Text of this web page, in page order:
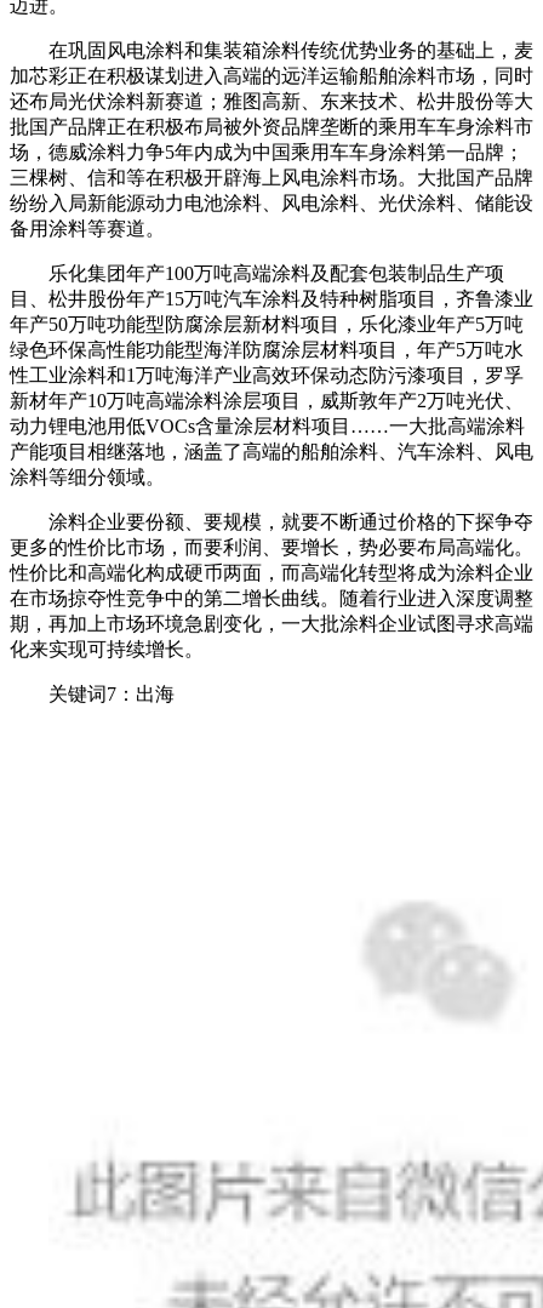
迈进。
在巩固风电涂料和集装箱涂料传统优势业务的基础上，麦
加芯彩正在积极谋划进入高端的远洋运输船舶涂料市场，同时
还布局光伏涂料新赛道；雅图高新、东来技术、松井股份等大
批国产品牌正在积极布局被外资品牌垄断的乘用车车身涂料市
场，德威涂料力争5年内成为中国乘用车车身涂料第一品牌；
三棵树、信和等在积极开辟海上风电涂料市场。大批国产品牌
纷纷入局新能源动力电池涂料、风电涂料、光伏涂料、储能设
备用涂料等赛道。
乐化集团年产100万吨高端涂料及配套包装制品生产项
目、松井股份年产15万吨汽车涂料及特种树脂项目，齐鲁漆业
年产50万吨功能型防腐涂层新材料项目，乐化漆业年产5万吨
绿色环保高性能功能型海洋防腐涂层材料项目，年产5万吨水
性工业涂料和1万吨海洋产业高效环保动态防污漆项目，罗孚
新材年产10万吨高端涂料涂层项目，威斯敦年产2万吨光伏、
动力锂电池用低VOCs含量涂层材料项目……一大批高端涂料
产能项目相继落地，涵盖了高端的船舶涂料、汽车涂料、风电
涂料等细分领域。
涂料企业要份额、要规模，就要不断通过价格的下探争夺
更多的性价比市场，而要利润、要增长，势必要布局高端化。
性价比和高端化构成硬币两面，而高端化转型将成为涂料企业
在市场掠夺性竞争中的第二增长曲线。随着行业进入深度调整
期，再加上市场环境急剧变化，一大批涂料企业试图寻求高端
化来实现可持续增长。
关键词7：出海